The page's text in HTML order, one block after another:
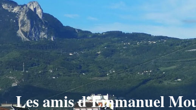
Les amis d'Emmanuel